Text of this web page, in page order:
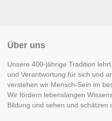
Über uns
Unsere 400-jährige Tradition
und Verantwortung für sich und
verstehen wir Mensch-Sein im
Wir fördern lebenslangen
Bildung und sehen und schätzen